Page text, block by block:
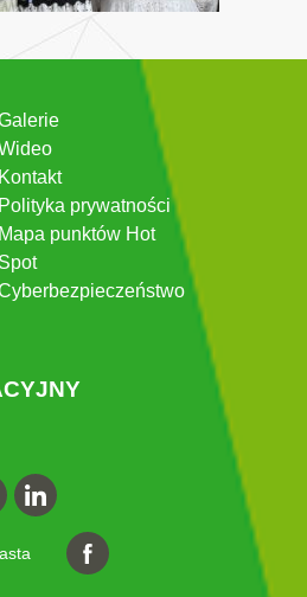
Kontakt
Polityka prywatności
Mapa punktów Hot
Spot